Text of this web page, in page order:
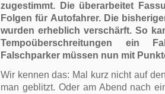
zugestimmt. Die überarbeitet
Folgen für Autofahrer. Die
wurden erheblich verschärft. So
Tempoüberschreitungen ein
Falschparker müssen nun mit
Wir kennen das: Mal kurz nicht auf
man geblitzt. Oder am Abend nach